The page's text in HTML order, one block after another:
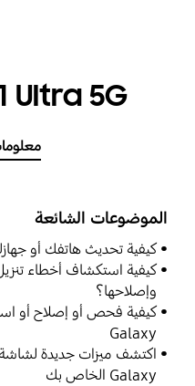
Ultra 5G
الموضوعات الشائعة
كيفية تحديث هاتفك أو
وإصلاحها؟
Galaxy
Galaxy الخاص بك